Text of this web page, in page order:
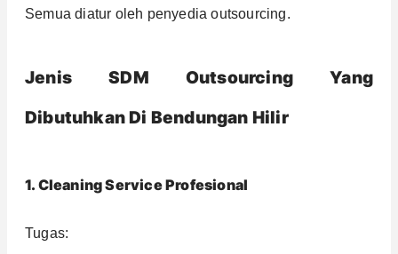
Semua diatur oleh penyedia outsourcing.
Jenis SDM Outsourcing Yang
Dibutuhkan Di Bendungan Hilir
1. Cleaning Service Profesional
Tugas: